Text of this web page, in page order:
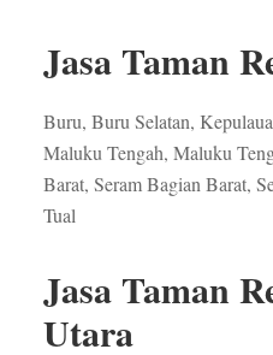
Jasa Taman
Buru, Buru Selatan,
Maluku Tengah, Maluku
Barat, Seram Bagian Barat,
Tual
Jasa Taman
Utara